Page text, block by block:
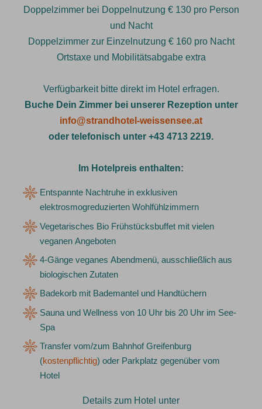
Doppelzimmer bei Doppelnutzung € 130 pro Person
und Nacht
Doppelzimmer zur Einzelnutzung € 160 pro Nacht
Ortstaxe und Mobilitätsabgabe extra
Verfügbarkeit bitte direkt im Hotel erfragen.
Buche Dein Zimmer bei unserer Rezeption unter
info@strandhotel-weissensee.at
oder telefonisch unter +43 4713 2219.
Im Hotelpreis enthalten:
Entspannte Nachtruhe in exklusiven
elektrosmogreduzierten Wohlfühlzimmern
Vegetarisches Bio Frühstücksbuffet mit vielen
veganen Angeboten
4-Gänge veganes Abendmenü, ausschließlich aus
biologischen Zutaten
Badekorb mit Bademantel und Handtüchern
Sauna und Wellness von 10 Uhr bis 20 Uhr im See-
Spa
Transfer vom/zum Bahnhof Greifenburg
(kostenpflichtig) oder Parkplatz gegenüber vom
Hotel
Details zum Hotel unter